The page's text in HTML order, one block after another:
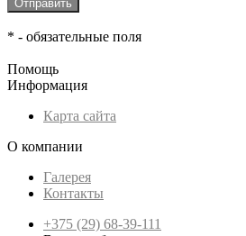
* - обязательные поля
Помощь
Информация
Карта сайта
О компании
Галерея
Контакты
+375 (29) 68-39-111